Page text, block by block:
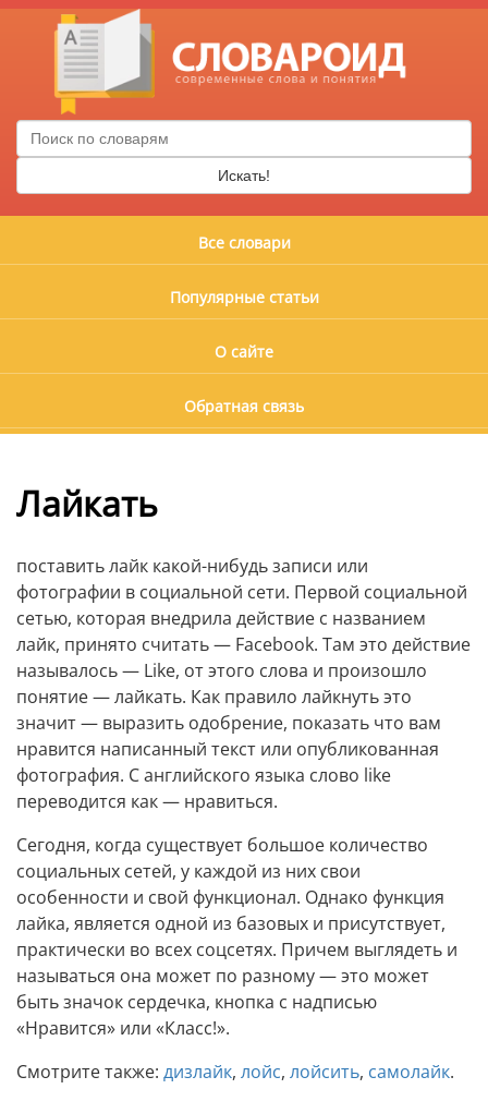
Искать!
Все словари
Популярные статьи
О сайте
Обратная связь
Лайкать
поставить лайк какой-нибудь записи или
фотографии в социальной сети. Первой социальной
сетью, которая внедрила действие с названием
лайк, принято считать — Facebook. Там это действие
называлось — Like, от этого слова и произошло
понятие — лайкать. Как правило лайкнуть это
значит — выразить одобрение, показать что вам
нравится написанный текст или опубликованная
фотография. С английского языка слово like
переводится как — нравиться.
Сегодня, когда существует большое количество
социальных сетей, у каждой из них свои
особенности и свой функционал. Однако функция
лайка, является одной из базовых и присутствует,
практически во всех соцсетях. Причем выглядеть и
называться она может по разному — это может
быть значок сердечка, кнопка с надписью
«Нравится» или «Класс!».
Смотрите также: дизлайк, лойс, лойсить, самолайк.